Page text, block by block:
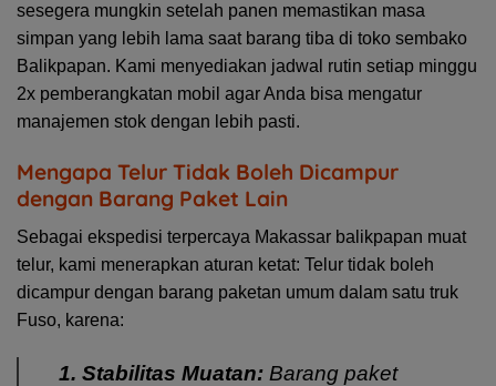
sesegera mungkin setelah panen memastikan masa
simpan yang lebih lama saat barang tiba di toko sembako
Balikpapan. Kami menyediakan jadwal rutin setiap minggu
2x pemberangkatan mobil agar Anda bisa mengatur
manajemen stok dengan lebih pasti.
Mengapa Telur Tidak Boleh Dicampur
dengan Barang Paket Lain
Sebagai ekspedisi terpercaya Makassar balikpapan muat
telur, kami menerapkan aturan ketat: Telur tidak boleh
dicampur dengan barang paketan umum dalam satu truk
Fuso, karena:
1. Stabilitas Muatan: Barang paket